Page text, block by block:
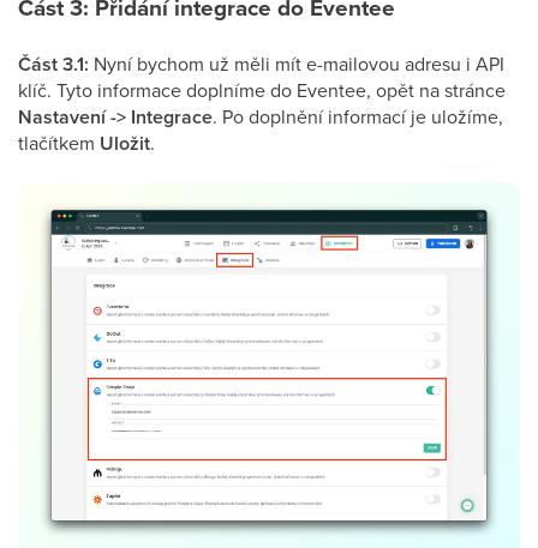
Část 3: Přidání integrace do Eventee
Část 3.1: Nyní bychom už měli mít e-mailovou adresu i API
klíč. Tyto informace doplníme do Eventee, opět na stránce
Nastavení -> Integrace. Po doplnění informací je uložíme,
tlačítkem Uložit.